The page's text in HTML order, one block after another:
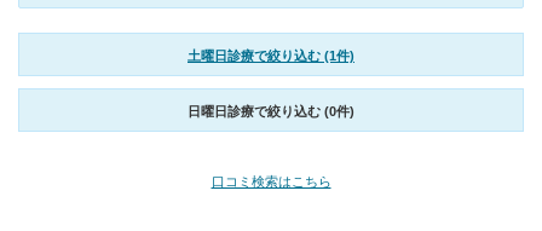
土曜日診療で絞り込む (1件)
日曜日診療で絞り込む (0件)
口コミ検索はこちら